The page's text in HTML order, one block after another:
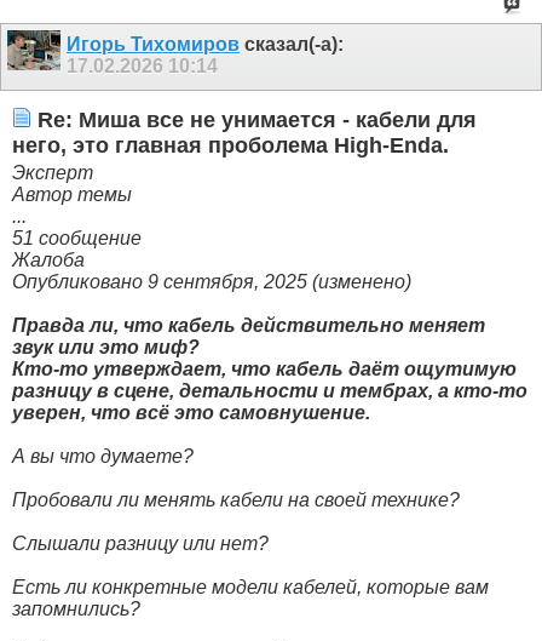
Игорь Тихомиров сказал(-а):
17.02.2026 10:14
Re: Миша все не унимается - кабели для
него, это главная проболема High-Enda.
Эксперт
Автор темы
...
51 сообщение
Жалоба
Опубликовано 9 сентября, 2025 (изменено)
Правда ли, что кабель действительно меняет
звук или это миф?
Кто-то утверждает, что кабель даёт ощутимую
разницу в сцене, детальности и тембрах, а кто-то
уверен, что всё это самовнушение.
А вы что думаете?
Пробовали ли менять кабели на своей технике?
Слышали разницу или нет?
Есть ли конкретные модели кабелей, которые вам
запомнились?